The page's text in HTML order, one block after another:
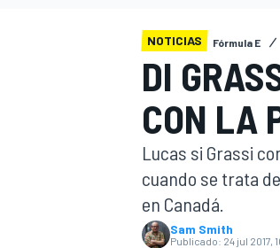
INDYCAR
NOTICIAS Fórmula E
DI
CON LA
Lucas si Grassi
cuando se trata
en Canadá.
Sam Smith
Publicado: 24 jul 2017,